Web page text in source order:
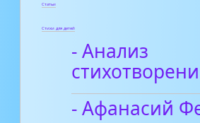
Статьи
Стихи для детей
- Анализ
- Афанасий